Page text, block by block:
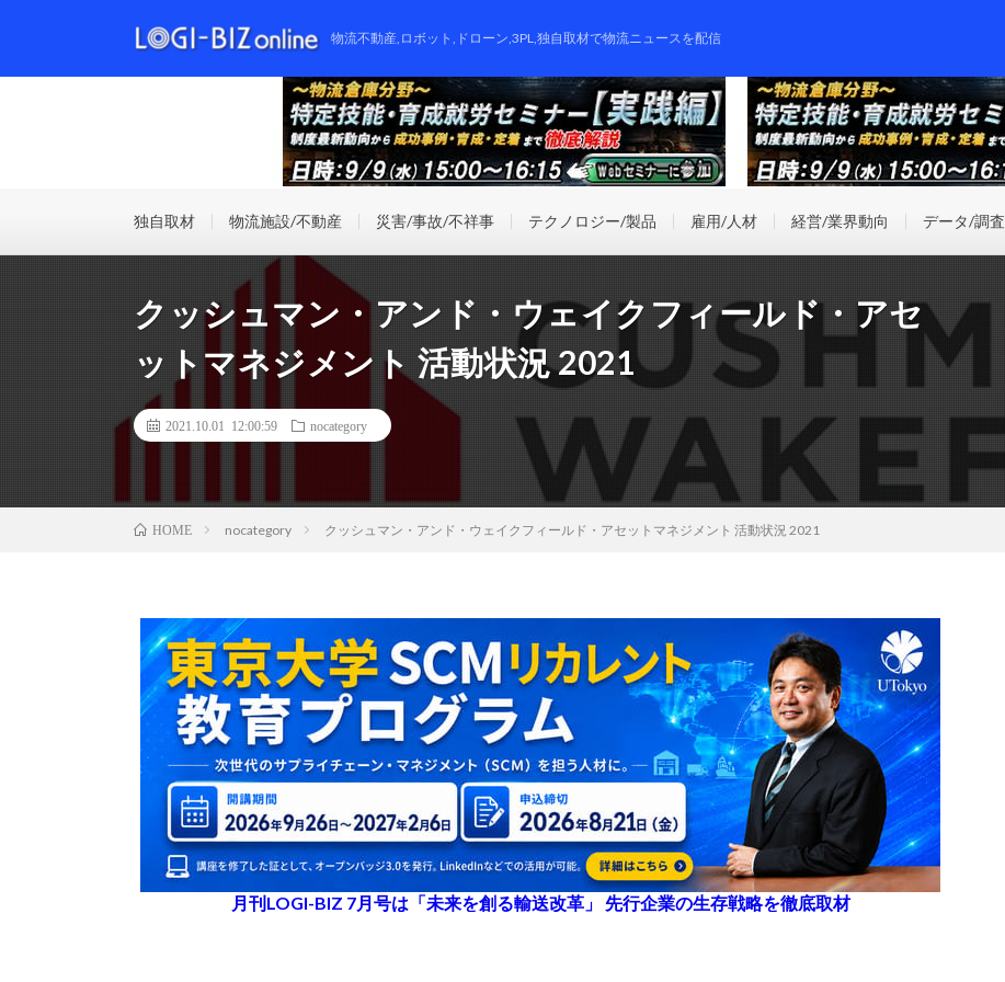
物流不動産,ロボット,ドローン,3PL,独自取材で物流ニュースを配信
独自取材 物流施設/不動産 災害/事故/不祥事 テクノロジー/製品 雇用/人材 経営/業界動向 データ/調査
クッシュマン・アンド・ウェイクフィールド・アセ
ットマネジメント 活動状況 2021
2021.10.01 12:00:59 nocategory
HOME nocategory クッシュマン・アンド・ウェイクフィールド・アセットマネジメント 活動状況 2021
月刊LOGI-BIZ 7月号は「未来を創る輸送改革」 先行企業の生存戦略を徹底取材